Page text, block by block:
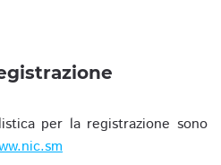
per la registrazione sono